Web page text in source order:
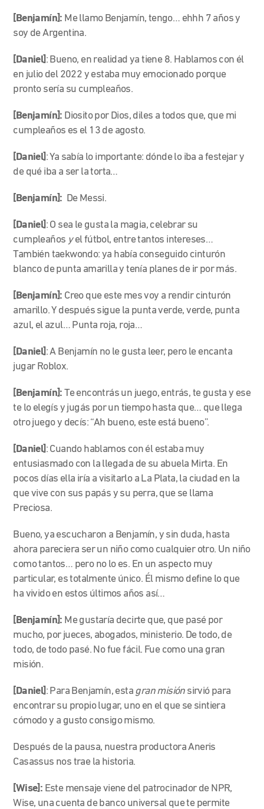
[Benjamín]: Me llamo Benjamín, tengo… ehhh 7 años y
soy de Argentina.
[Daniel] : Bueno, en realidad ya tiene 8. Hablamos con él
en julio del 2022 y estaba muy emocionado porque
pronto sería su cumpleaños.
[Benjamín]: Diosito por Dios, diles a todos que, que mi
cumpleaños es el 13 de agosto.
[Daniel] : Ya sabía lo importante: dónde lo iba a festejar y
de qué iba a ser la torta…
[Benjamín]: De Messi.
[Daniel] : O sea le gusta la magia, celebrar su
cumpleaños yel fútbol, entre tantos intereses…
También taekwondo: ya había conseguido cinturón
blanco de punta amarilla y tenía planes de ir por más.
[Benjamín]: Creo que este mes voy a rendir cinturón
amarillo. Y después sigue la punta verde, verde, punta
azul, el azul… Punta roja, roja…
[Daniel] : A Benjamín no le gusta leer, pero le encanta
jugar Roblox.
[Benjamín]:Te encontrás un juego, entrás, te gusta y ese
te lo elegís y jugás por un tiempo hasta que… que llega
otro juego y decís: “Ah bueno, este está bueno”.
[Daniel] : Cuando hablamos con él estaba muy
entusiasmado con la llegada de su abuela Mirta. En
pocos días ella iría a visitarlo a La Plata, la ciudad en la
que vive con sus papás y su perra, que se llama
Preciosa.
Bueno, ya escucharon a Benjamín, y sin duda, hasta
ahora pareciera ser un niño como cualquier otro. Un niño
como tantos… pero no lo es. En un aspecto muy
particular, es totalmente único. Él mismo define lo que
ha vivido en estos últimos años así…
[Benjamín]: Me gustaría decirte que, que pasé por
mucho, por jueces, abogados, ministerio. De todo, de
todo, de todo pasé. No fue fácil. Fue como una gran
misión.
[Daniel] : Para Benjamín, esta gran misiónsirvió para
encontrar su propio lugar, uno en el que se sintiera
cómodo y a gusto consigo mismo.
Después de la pausa, nuestra productora Aneris
Casassus nos trae la historia.
[Wise]: Este mensaje viene del patrocinador de NPR,
Wise, una cuenta de banco universal que te permite